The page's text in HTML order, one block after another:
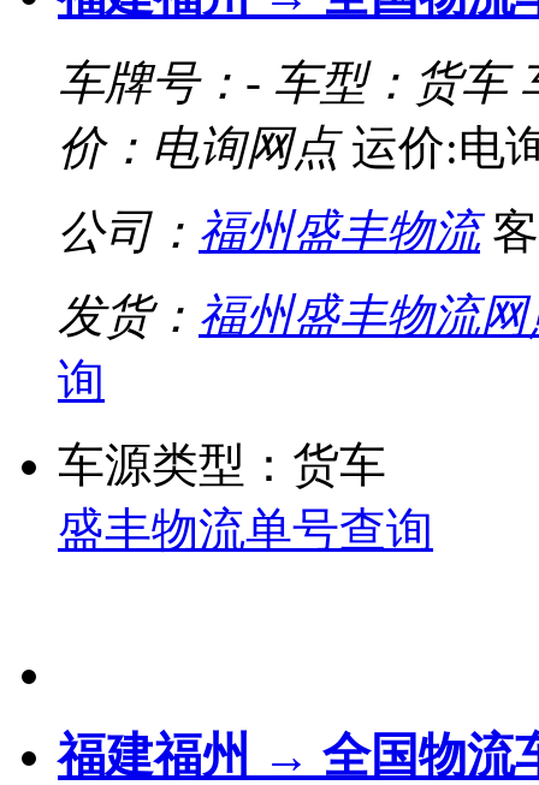
车牌号：- 车型：货车
价：电询网点运价:电
公司： 福州盛丰物流客
发货： 福州盛丰物流
询
车源类型：货车
盛丰物流单号查询
福建福州 → 全国物流